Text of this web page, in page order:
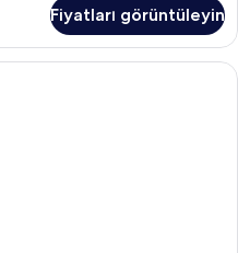
Fiyatları görüntüleyin